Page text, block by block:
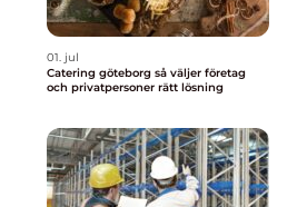
01. jul
Catering göteborg så väljer företag
och privatpersoner rätt lösning